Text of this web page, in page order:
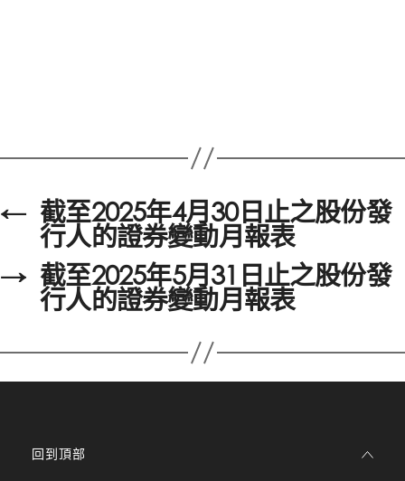
← 截至2025年4月30日止之股份發
行人的證券變動月報表
→ 截至2025年5月31日止之股份發
行人的證券變動月報表
回到頂部